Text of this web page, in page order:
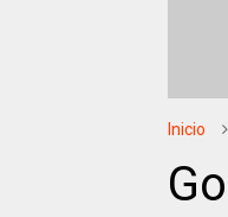
Inicio